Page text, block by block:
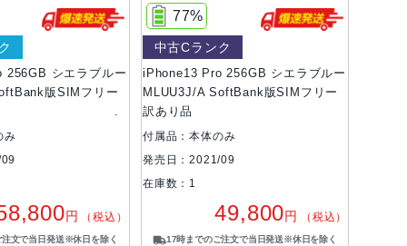
256GB シエラブルー
版SIMフリー
み
円 （税込）
文で当日発送※休日を除く
iPhone13 Pro 256GB シエラブルー
MLUU3J/A SoftBank版SIMフリー
訳あり品
77%
中古Cランク
付属品：本体のみ
発売日：2021/09
在庫数：1
49,800円 （税込）
17時までのご注文で当日発送※休日を除く